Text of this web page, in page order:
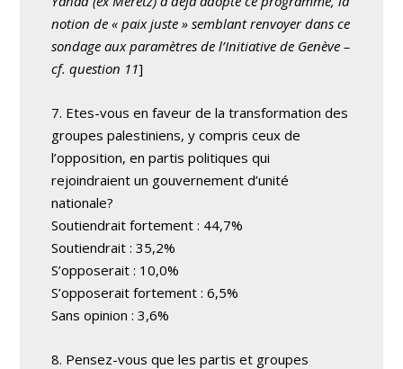
notion de « paix juste » semblant renvoyer dans ce
sondage aux paramètres de l’Initiative de Genève –
cf. question 11]
7. Etes-vous en faveur de la transformation des
groupes palestiniens, y compris ceux de
l’opposition, en partis politiques qui
rejoindraient un gouvernement d’unité
nationale?
Soutiendrait fortement : 44,7%
Soutiendrait : 35,2%
S’opposerait : 10,0%
S’opposerait fortement : 6,5%
Sans opinion : 3,6%
8. Pensez-vous que les partis et groupes